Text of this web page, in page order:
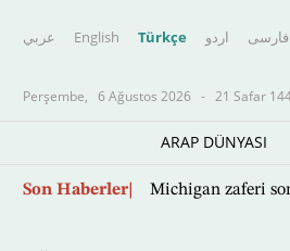
عربي English Türkçe اردو فارسى
Perşembe, 6 Ağustos 2026 - 21 Safar
ARAP DÜNYASI
Ana
Son Haberler